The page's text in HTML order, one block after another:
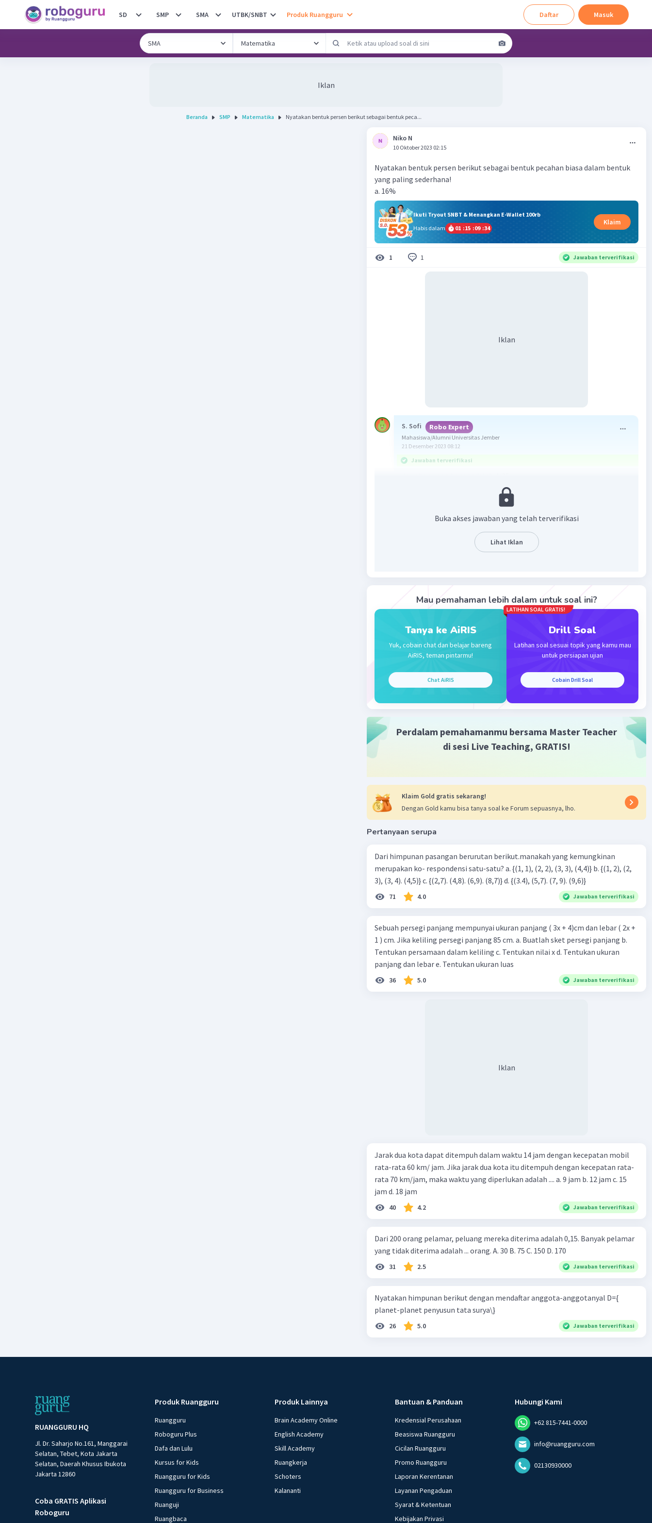
SD SMP SMA UTBK/SNBT Produk Ruangguru Daftar Masuk
Iklan
Beranda SMP Matematika Nyatakan bentuk persen berikut sebagai bentuk peca...
Niko N
10 Oktober 2023 02:15
Nyatakan bentuk persen berikut sebagai bentuk pecahan biasa dalam bentuk
yang paling sederhana!
a. 16%
Ikuti Tryout SNBT & Menangkan E-Wallet 100rb
Habis dalam
01 :15 :09 :33
Klaim
1 1 Jawaban terverifikasi
Iklan
S. Sofi Robo Expert
Mahasiswa/Alumni Universitas Jember
21 Desember 2023 08:12
Jawaban terverifikasi
pecahan dari seratus yang ditunjukkan dengan simbol %
Beri Rating Balas
Buka akses jawaban yang telah terverifikasi
Lihat Iklan
Mau pemahaman lebih dalam untuk soal ini?
Tanya ke AiRIS
Yuk, cobain chat dan belajar bareng
AiRIS, teman pintarmu!
Chat AiRIS
LATIHAN SOAL GRATIS!
Drill Soal
Latihan soal sesuai topik yang kamu mau
untuk persiapan ujian
Cobain Drill Soal
Perdalam pemahamanmu bersama Master Teacher
di sesi Live Teaching, GRATIS!
Klaim Gold gratis sekarang!
Dengan Gold kamu bisa tanya soal ke Forum sepuasnya, lho.
Pertanyaan serupa
Dari himpunan pasangan berurutan berikut.manakah yang kemungkinan
merupakan ko- respondensi satu-satu? a. {(1, 1), (2, 2), (3, 3), (4,4)} b. {(1, 2), (2,
3), (3, 4). (4,5)} c. {(2,7). (4,8). (6,9). (8,7)} d. {(3.4), (5,7). (7, 9). (9,6)}
71 4.0 Jawaban terverifikasi
Sebuah persegi panjang mempunyai ukuran panjang ( 3x + 4)cm dan lebar ( 2x +
1 ) cm. Jika keliling persegi panjang 85 cm. a. Buatlah sket persegi panjang b.
Tentukan persamaan dalam keliling c. Tentukan nilai x d. Tentukan ukuran
panjang dan lebar e. Tentukan ukuran luas
36 5.0 Jawaban terverifikasi
Iklan
Jarak dua kota dapat ditempuh dalam waktu 14 jam dengan kecepatan mobil
rata-rata 60 km/ jam. Jika jarak dua kota itu ditempuh dengan kecepatan rata-
rata 70 km/jam, maka waktu yang diperlukan adalah .... a. 9 jam b. 12 jam c. 15
jam d. 18 jam
40 4.2 Jawaban terverifikasi
Dari 200 orang pelamar, peluang mereka diterima adalah 0,15. Banyak pelamar
yang tidak diterima adalah ... orang. A. 30 B. 75 C. 150 D. 170
31 2.5 Jawaban terverifikasi
Nyatakan himpunan berikut dengan mendaftar anggota-anggotanyal D={
planet-planet penyusun tata surya\}
26 5.0 Jawaban terverifikasi
RUANGGURU HQ
Jl. Dr. Saharjo No.161, Manggarai
Selatan, Tebet, Kota Jakarta
Selatan, Daerah Khusus Ibukota
Jakarta 12860
Coba GRATIS Aplikasi
Roboguru
Produk Ruangguru
Ruangguru
Roboguru Plus
Dafa dan Lulu
Kursus for Kids
Ruangguru for Kids
Ruangguru for Business
Ruanguji
Ruangbaca
Produk Lainnya
Brain Academy Online
English Academy
Skill Academy
Ruangkerja
Schoters
Kalananti
Bantuan & Panduan
Kredensial Perusahaan
Beasiswa Ruangguru
Cicilan Ruangguru
Promo Ruangguru
Laporan Kerentanan
Layanan Pengaduan
Syarat & Ketentuan
Kebijakan Privasi
Hubungi Kami
+62 815-7441-0000
info@ruangguru.com
02130930000